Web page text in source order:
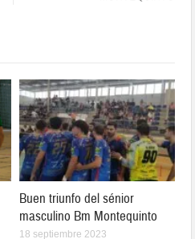
Buen triunfo del sénior
masculino Bm Montequinto
18 septiembre 2023